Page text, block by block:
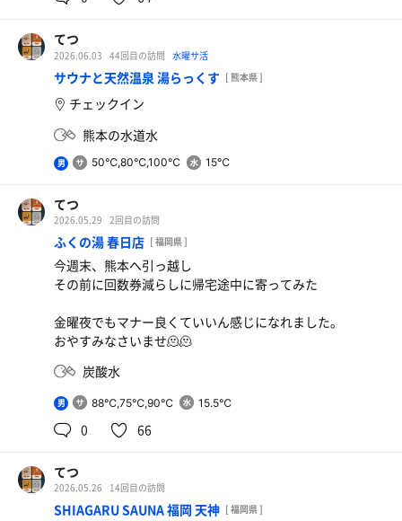
ポカリスエット
てつ
2026.06.03 44回目の訪問 水曜サ活
サウナと天然温泉 湯らっくす [ 熊本県 ]
チェックイン
熊本の水道水
男 50℃,80℃,100℃ 15℃
てつ
2026.05.29 2回目の訪問
ふくの湯 春日店 [ 福岡県 ]
今週末、熊本へ引っ越し
その前に回数券減らしに帰宅途中に寄ってみた
金曜夜でもマナー良くていいん感じになれました。
おやすみなさいませ🫠🫠
炭酸水
男 88℃,75℃,90℃ 15.5℃
0 66
てつ
2026.05.26 14回目の訪問
SHIAGARU SAUNA 福岡 天神 [ 福岡県 ]